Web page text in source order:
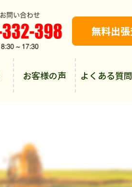
お客様の声 よくある質問